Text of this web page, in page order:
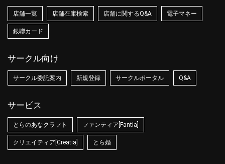
店舗一覧 店舗在庫検索 店舗に関するQ&A 電子マネー
銀聯カード
サークル向け
サークル委託案内 新規登録 サークルポータル Q&A
サービス
とらのあなクラフト ファンティア[Fantia]
クリエイティア[Creatia] とら婚